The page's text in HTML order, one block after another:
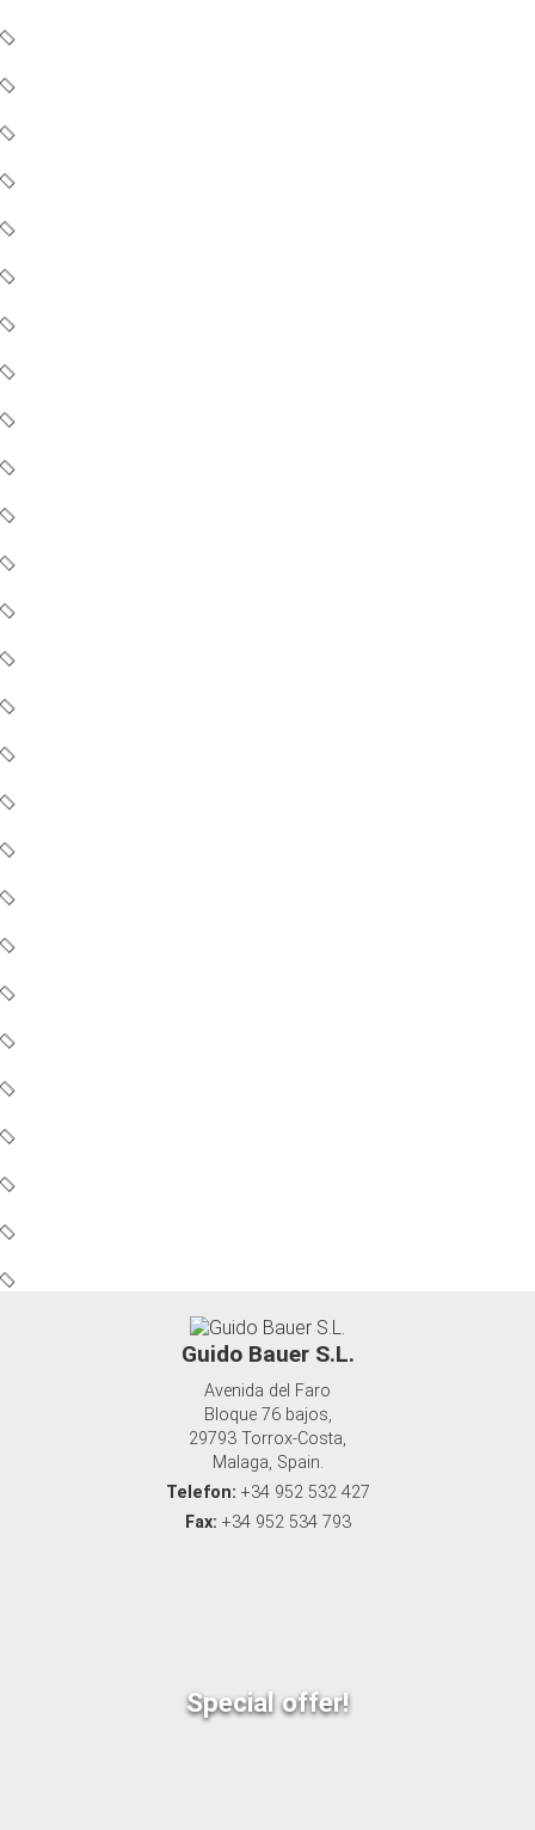
Guido Bauer S.L.
Avenida del Faro
Bloque 76 bajos,
29793 Torrox-Costa,
Malaga, Spain.
Telefon: +34 952 532 427
Fax: +34 952 534 793
Special offer!